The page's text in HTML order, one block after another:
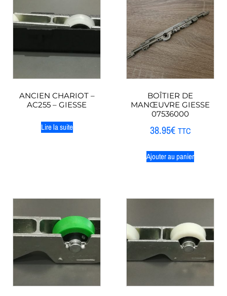
ANCIEN CHARIOT –
AC255 – GIESSE
Lire la suite
BOÎTIER DE
MANŒUVRE GIESSE
07536000
38.95€ TTC
Ajouter au panier